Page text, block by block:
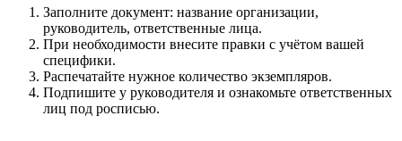
Заполните документ: название организации,
руководитель, ответственные лица.
При необходимости внесите правки с учётом вашей
специфики.
Распечатайте нужное количество экземпляров.
Подпишите у руководителя и ознакомьте ответственных
лиц под росписью.